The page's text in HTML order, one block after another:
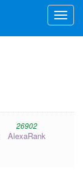
Toggle
26902
AlexaRank